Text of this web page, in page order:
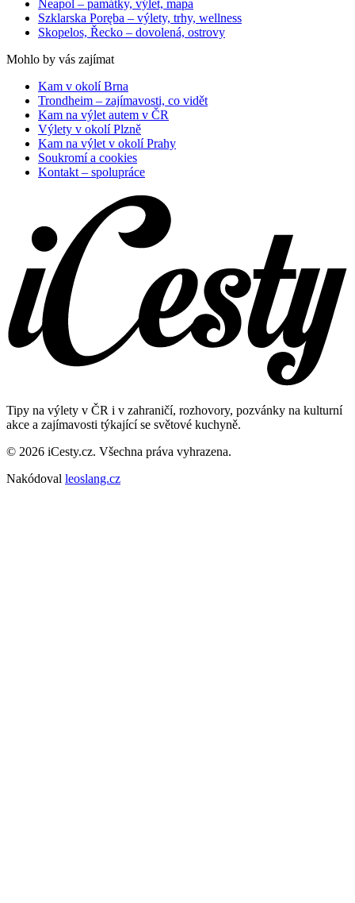
Neapol – památky, výlet, mapa
Szklarska Poręba – výlety, trhy, wellness
Skopelos, Řecko – dovolená, ostrovy
Mohlo by vás zajímat
Kam v okolí Brna
Trondheim – zajímavosti, co vidět
Kam na výlet autem v ČR
Výlety v okolí Plzně
Kam na výlet v okolí Prahy
Soukromí a cookies
Kontakt – spolupráce
Tipy na výlety v ČR i v zahraničí, rozhovory, pozvánky na kulturní
akce a zajímavosti týkající se světové kuchyně.
© 2026 iCesty.cz. Všechna práva vyhrazena.
Nakódoval leoslang.cz